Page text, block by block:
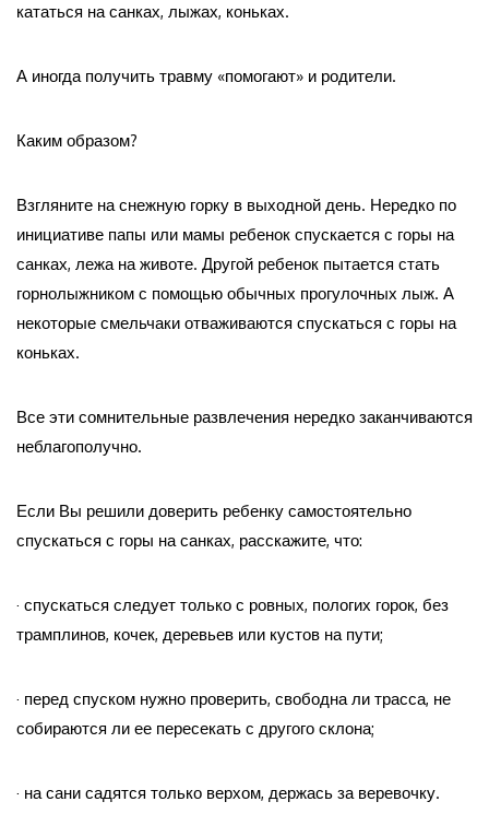
кататься на санках, лыжах, коньках.
А иногда получить травму «помогают» и родители.
Каким образом?
Взгляните на снежную горку в выходной день. Нередко по
инициативе папы или мамы ребенок спускается с горы на
санках, лежа на животе. Другой ребенок пытается стать
горнолыжником с помощью обычных прогулочных лыж. А
некоторые смельчаки отваживаются спускаться с горы на
коньках.
Все эти сомнительные развлечения нередко заканчиваются
неблагополучно.
Если Вы решили доверить ребенку самостоятельно
спускаться с горы на санках, расскажите, что:
· спускаться следует только с ровных, пологих горок, без
трамплинов, кочек, деревьев или кустов на пути;
· перед спуском нужно проверить, свободна ли трасса, не
собираются ли ее пересекать с другого склона;
· на сани садятся только верхом, держась за веревочку.